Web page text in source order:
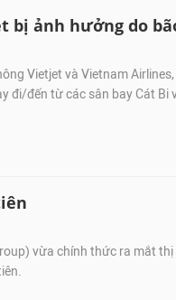
bị ảnh hưởng do
Vietjet và Vietnam
đi/đến từ các sân bay Cát Bi
vừa chính thức ra mắt